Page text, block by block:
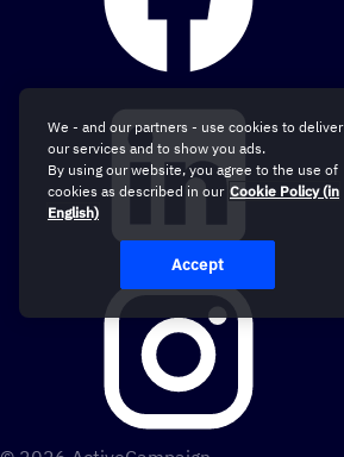
We - and our partners - use cookies to deliver
our services and to show you ads.
By using our website, you agree to the use of
cookies as described in our Cookie Policy (in
English)
Accept